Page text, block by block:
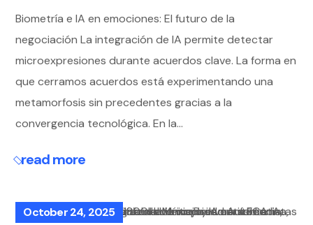
Biometría e IA en emociones: El futuro de la
negociación La integración de IA permite detectar
microexpresiones durante acuerdos clave. La forma en
que cerramos acuerdos está experimentando una
metamorfosis sin precedentes gracias a la
convergencia tecnológica. En la...
read more
October 24, 2025